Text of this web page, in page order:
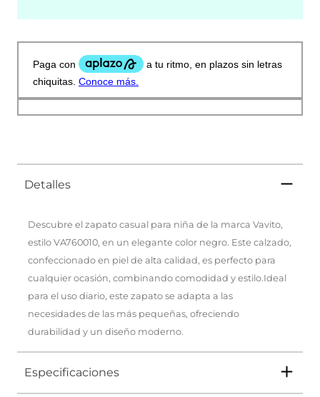
Detalles
Descubre el zapato casual para niña de la marca Vavito,
estilo VA760010, en un elegante color negro. Este calzado,
confeccionado en piel de alta calidad, es perfecto para
cualquier ocasión, combinando comodidad y estilo.Ideal
para el uso diario, este zapato se adapta a las
necesidades de las más pequeñas, ofreciendo
durabilidad y un diseño moderno.
Especificaciones